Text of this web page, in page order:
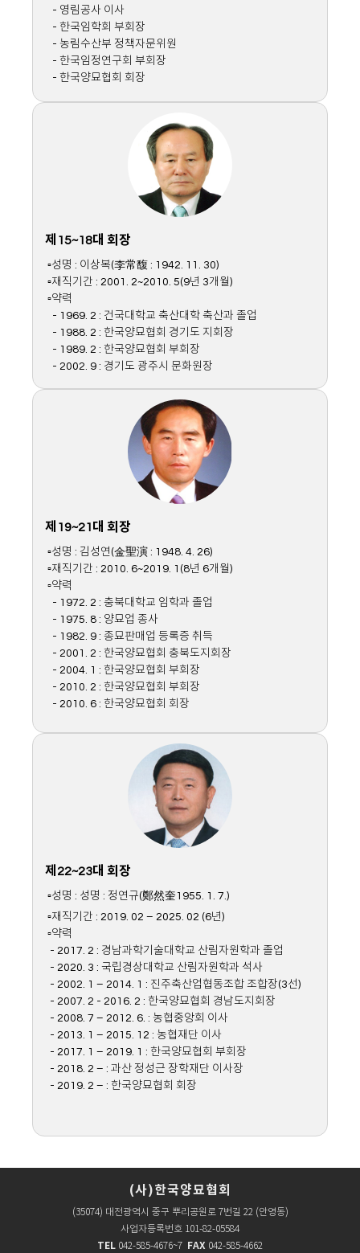
- 영림공사 이사
- 한국임학회 부회장
- 농림수산부 정책자문위원
- 한국임정연구회 부회장
- 한국양묘협회 회장
제15~18대 회장
▫성명 : 이상복(李常馥 : 1942. 11. 30)
▫재직기간 : 2001. 2~2010. 5(9년 3개월)
▫약력
- 1969. 2 : 건국대학교 축산대학 축산과 졸업
- 1988. 2 : 한국양묘협회 경기도 지회장
- 1989. 2 : 한국양묘협회 부회장
- 2002. 9 : 경기도 광주시 문화원장
제19~21대 회장
▫성명 : 김성연(金聖演 : 1948. 4. 26)
▫재직기간 : 2010. 6~2019. 1(8년 6개월)
▫약력
- 1972. 2 : 충북대학교 임학과 졸업
- 1975. 8 : 양묘업 종사
- 1982. 9 : 종묘판매업 등록증 취득
- 2001. 2 : 한국양묘협회 충북도지회장
- 2004. 1 : 한국양묘협회 부회장
- 2010. 2 : 한국양묘협회 부회장
- 2010. 6 : 한국양묘협회 회장
제22~23대 회장
▫성명 : 성명 : 정연규(鄭然奎1955. 1. 7.)
▫재직기간 : 2019. 02 – 2025. 02 (6년)
▫약력
- 2017. 2 : 경남과학기술대학교 산림자원학과 졸업
- 2020. 3 : 국립경상대학교 산림자원학과 석사
- 2002. 1 – 2014. 1 : 진주축산업협동조합 조합장(3선)
- 2007. 2 - 2016. 2 : 한국양묘협회 경남도지회장
- 2008. 7 – 2012. 6. : 농협중앙회 이사
- 2013. 1 – 2015. 12 : 농협재단 이사
- 2017. 1 – 2019. 1 : 한국양묘협회 부회장
- 2018. 2 – : 과산 정성근 장학재단 이사장
- 2019. 2 – : 한국양묘협회 회장
(사)한국양묘협회
(35074) 대전광역시 중구 뿌리공원로 7번길 22 (안영동)
사업자등록번호 101-82-05584
TEL 042-585-4676~7 FAX 042-585-4662